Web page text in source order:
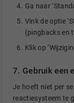
Ga naar
Vink de optie
(pingbacks en
Klik op
7. Gebruik een
Je hoeft niet per
reactiesysteem te